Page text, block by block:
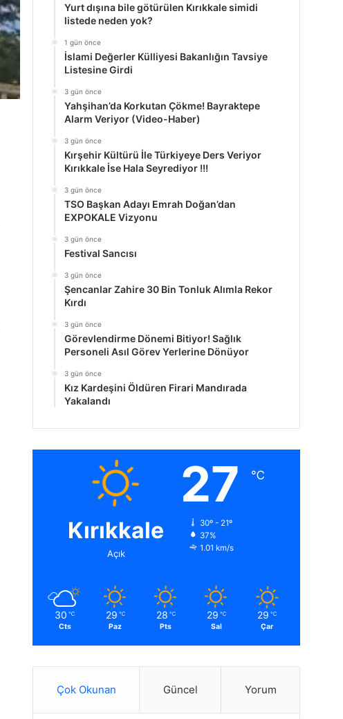
Yurt dışına bile götürülen Kırıkkale simidi
listede neden yok?
1 gün önce
İslami Değerler Külliyesi Bakanlığın Tavsiye
Listesine Girdi
3 gün önce
Yahşihan’da Korkutan Çökme! Bayraktepe
Alarm Veriyor (Video-Haber)
3 gün önce
Kırşehir Kültürü İle Türkiyeye Ders Veriyor
Kırıkkale İse Hala Seyrediyor !!!
3 gün önce
TSO Başkan Adayı Emrah Doğan’dan
EXPOKALE Vizyonu
3 gün önce
Festival Sancısı
3 gün önce
Şencanlar Zahire 30 Bin Tonluk Alımla Rekor
Kırdı
3 gün önce
Görevlendirme Dönemi Bitiyor! Sağlık
Personeli Asıl Görev Yerlerine Dönüyor
3 gün önce
Kız Kardeşini Öldüren Firari Mandırada
Yakalandı
Kırıkkale
Açık
27 ℃
30º - 21º
37%
1.01 km/s
30 ℃
Cts
29 ℃
Paz
28 ℃
Pts
29 ℃
Sal
29 ℃
Çar
Çok Okunan Güncel Yorum